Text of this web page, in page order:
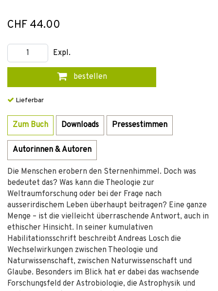
CHF 44.00
Expl.
bestellen
Lieferbar
Zum Buch Downloads Pressestimmen
Autorinnen & Autoren
Die Menschen erobern den Sternenhimmel. Doch was
bedeutet das? Was kann die Theologie zur
Weltraumforschung oder bei der Frage nach
ausserirdischem Leben überhaupt beitragen? Eine ganze
Menge – ist die vielleicht überraschende Antwort, auch in
ethischer Hinsicht. In seiner kumulativen
Habilitationsschrift beschreibt Andreas Losch die
Wechselwirkungen zwischen Theologie und
Naturwissenschaft, zwischen Naturwissenschaft und
Glaube. Besonders im Blick hat er dabei das wachsende
Forschungsfeld der Astrobiologie, die Astrophysik und